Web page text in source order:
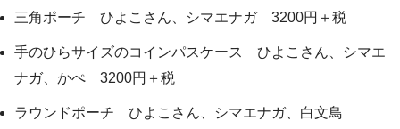
三角ポーチ ひよこさん、シマエナガ 3200円＋税
手のひらサイズのコインパスケース ひよこさん、シマエ
ナガ、かぺ 3200円＋税
ラウンドポーチ ひよこさん、シマエナガ、白文鳥